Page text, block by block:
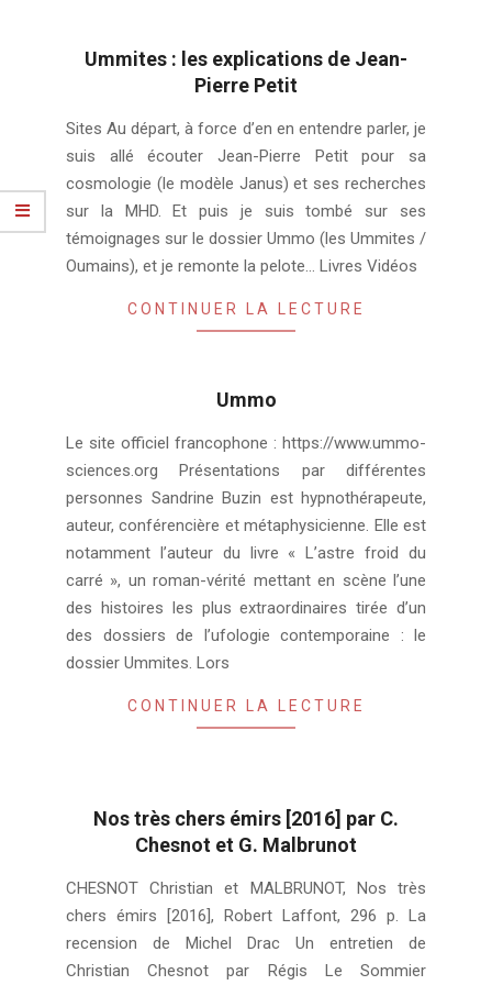
Ummites : les explications de Jean-
Pierre Petit
04-
30
Sites Au départ, à force d’en en entendre parler, je
suis allé écouter Jean-Pierre Petit pour sa
cosmologie (le modèle Janus) et ses recherches
sur la MHD. Et puis je suis tombé sur ses
témoignages sur le dossier Ummo (les Ummites /
Oumains), et je remonte la pelote… Livres Vidéos
CONTINUER LA LECTURE
Ummo
04-
30
Le site officiel francophone : https://www.ummo-
sciences.org Présentations par différentes
personnes Sandrine Buzin est hypnothérapeute,
auteur, conférencière et métaphysicienne. Elle est
notamment l’auteur du livre « L’astre froid du
carré », un roman-vérité mettant en scène l’une
des histoires les plus extraordinaires tirée d’un
des dossiers de l’ufologie contemporaine : le
dossier Ummites. Lors
CONTINUER LA LECTURE
Nos très chers émirs [2016] par C.
Chesnot et G. Malbrunot
02-
04
CHESNOT Christian et MALBRUNOT, Nos très
chers émirs [2016], Robert Laffont, 296 p. La
recension de Michel Drac Un entretien de
Christian Chesnot par Régis Le Sommier